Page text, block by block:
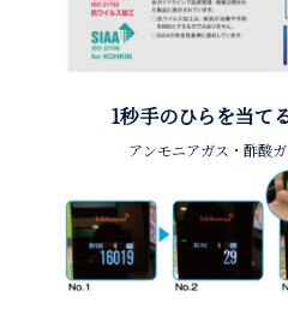
1秒手のひらを当て
アンモニアガス・酢酸